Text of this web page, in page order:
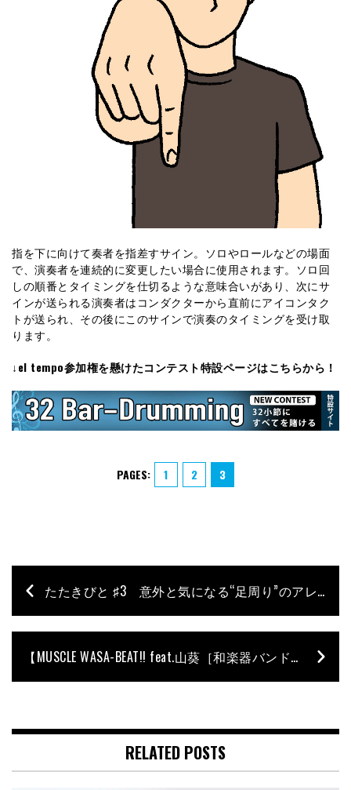
指を下に向けて奏者を指差すサイン。ソロやロールなどの場面
で、演奏者を連続的に変更したい場合に使用されます。ソロ回
しの順番とタイミングを仕切るような意味合いがあり、次にサ
インが送られる演奏者はコンダクターから直前にアイコンタク
トが送られ、その後にこのサインで演奏のタイミングを受け取
ります。
↓el tempo参加権を懸けたコンテスト特設ページはこちらから！
PAGES: 1 2 3
たたきびと ♯3 意外と気になる“足周り”のアレコレ
【MUSCLE WASA-BEAT!! feat.山葵［和楽器バンド］】#1−和楽器バンド「Ignite」
RELATED POSTS